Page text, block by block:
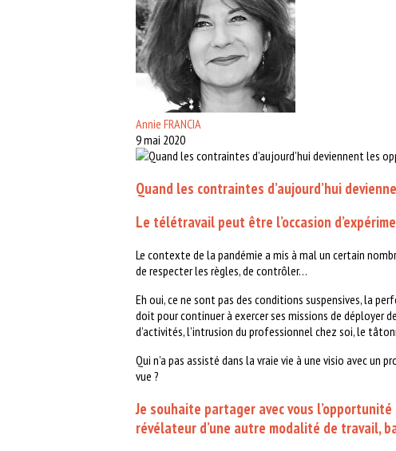
Annie FRANCIA
9 mai 2020
Quand les contraintes d’aujourd’hui
Le télétravail peut être l’occasion
Le contexte de la pandémie a mis à mal un certain
de respecter les règles, de contrôler…
Eh oui, ce ne sont pas des conditions suspensives, la
doit pour continuer à exercer ses missions de déployer
d’activités, l’intrusion du professionnel chez soi, le
Qui n’a pas assisté dans la vraie vie à une visio avec
vue ?
Je souhaite partager avec vous
révélateur d’une autre modalité de travail,